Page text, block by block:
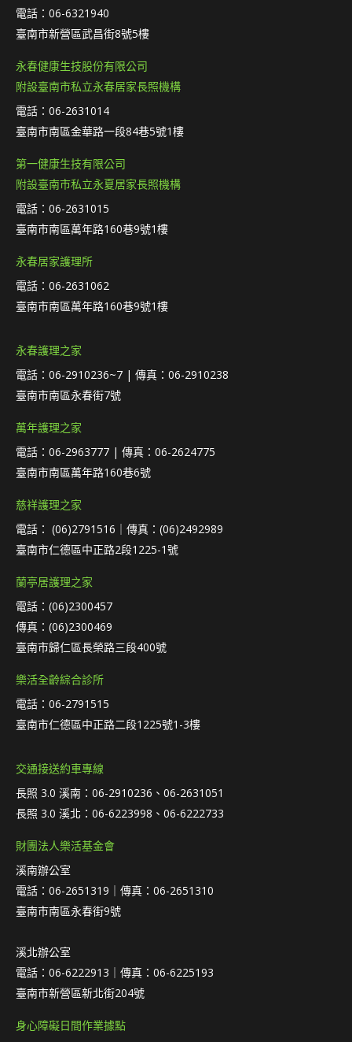
電話：06-6321940
臺南市新營區武昌街8號5樓
永春健康生技股份有限公司
附設臺南市私立永春居家長照機構
電話：06-2631014
臺南市南區金華路一段84巷5號1樓
第一健康生技有限公司
附設臺南市私立永夏居家長照機構
電話：06-2631015
臺南市南區萬年路160巷9號1樓
永春居家護理所
電話：06-2631062
臺南市南區萬年路160巷9號1樓
永春護理之家
電話：06-2910236~7 | 傳真：06-2910238
臺南市南區永春街7號
萬年護理之家
電話：06-2963777 | 傳真：06-2624775
臺南市南區萬年路160巷6號
慈祥護理之家
電話： (06)2791516｜傳真：(06)2492989
臺南市仁德區中正路2段1225-1號
蘭亭居護理之家
電話：(06)2300457
傳真：(06)2300469
臺南市歸仁區長榮路三段400號
樂活全齡綜合診所
電話：06-2791515
臺南市仁德區中正路二段1225號1-3樓
交通接送約車專線
長照 3.0 溪南：06-2910236、06-2631051
長照 3.0 溪北：06-6223998、06-6222733
財團法人樂活基金會
溪南辦公室
電話：06-2651319｜傳真：06-2651310
臺南市南區永春街9號
溪北辦公室
電話：06-6222913｜傳真：06-6225193
臺南市新營區新北街204號
身心障礙日間作業據點